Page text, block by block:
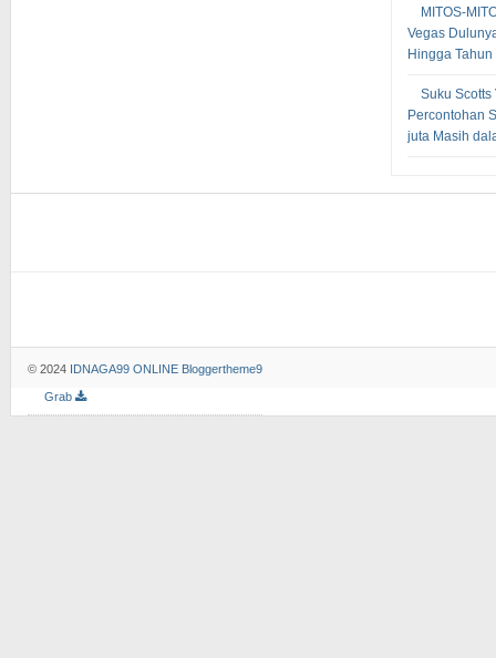
MITOS-
Vegas
Hingga
Suku
Percontohan
juta Masih
© 2024 IDNAGA99 ONLINE Bloggertheme9
Grab